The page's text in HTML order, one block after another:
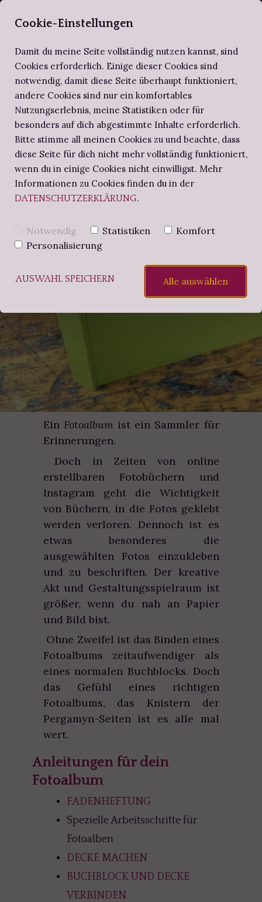
ZIRKEL DER SELBERBUCHBINDER
BUCHBINDEN-WORKSHOPS
BUCHBINDERS BRIEFE
SCHRITT FÜR SCHRITT
BUCHBINDE-PROJEKTE
ALTES WISSEN
NOTIZBUCH
REGENBOGEN-
BUCHBINDE-
PROJEKT
Ein Fotoalbum ist ein Sammler für
Erinnerungen.
Doch in Zeiten von online
erstellbaren Fotobüchern und
Instagram geht die Wichtigkeit
von Büchern, in die Fotos geklebt
werden verloren. Dennoch ist es
etwas besonderes die
ausgewählten Fotos einzukleben
und zu beschriften. Der kreative
Akt und Gestaltungsspielraum ist
größer, wenn du nah an Papier
und Bild bist.
Ohne Zweifel ist das Binden eines
Fotoalbums zeitaufwendiger als
eines normalen Buchblocks. Doch
das Gefühl eines richtigen
Fotoalbums, das Knistern der
Pergamyn-Seiten ist es alle mal
wert.
Anleitungen für dein
Fotoalbum
FADENHEFTUNG
Spezielle Arbeitsschritte für
Fotoalben
DECKE MACHEN
BUCHBLOCK UND DECKE
VERBINDEN
Cookie-Einstellungen
Damit du meine Seite vollständig nutzen kannst, sind
Cookies erforderlich. Einige dieser Cookies sind
notwendig, damit diese Seite überhaupt funktioniert,
andere Cookies sind nur ein komfortables
Nutzungserlebnis, meine Statistiken oder für
besonders auf dich abgestimmte Inhalte erforderlich.
Bitte stimme all meinen Cookies zu und beachte, dass
diese Seite für dich nicht mehr vollständig funktioniert,
wenn du in einige Cookies nicht einwilligst. Mehr
Informationen zu Cookies finden du in der
DATENSCHUTZERKLÄRUNG.
Notwendig Statistiken
Komfort
Personalisierung
AUSWAHL SPEICHERN Alle auswählen